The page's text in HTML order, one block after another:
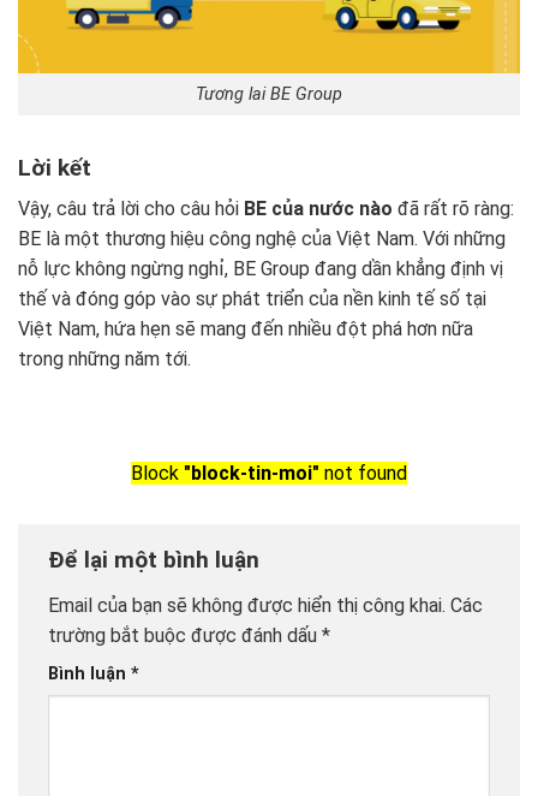
Tương lai BE Group
Lời kết
Vậy, câu trả lời cho câu hỏi BE của nước nào đã rất rõ ràng:
BE là một thương hiệu công nghệ của Việt Nam. Với những
nỗ lực không ngừng nghỉ, BE Group đang dần khẳng định vị
thế và đóng góp vào sự phát triển của nền kinh tế số tại
Việt Nam, hứa hẹn sẽ mang đến nhiều đột phá hơn nữa
trong những năm tới.
Block "block-tin-moi" not found
Để lại một bình luận
Email của bạn sẽ không được hiển thị công khai. Các
trường bắt buộc được đánh dấu *
Bình luận *